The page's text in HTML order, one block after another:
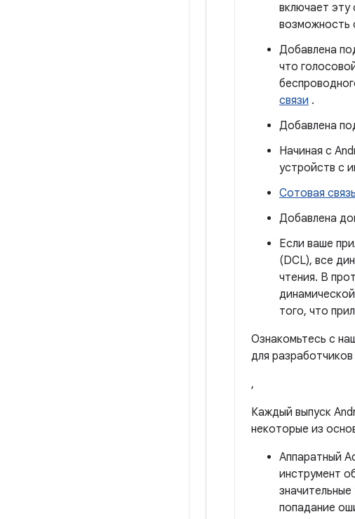
включает
возможность
Добавлена
что
связи .
Добавлена
Начиная с
устройств с
Сотовая связь
Добавлена
Если ваше
(DCL), все
чтения. В
того, что
Ознакомьтесь с
для
,
Каждый выпуск
некоторые из
Аппаратный
инструмент
значительные
попадание